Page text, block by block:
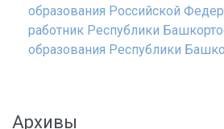
образования Российской
работник Республики
образования Республики
Архивы